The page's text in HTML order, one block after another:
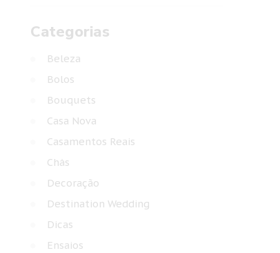
Categorias
Beleza
Bolos
Bouquets
Casa Nova
Casamentos Reais
Chás
Decoração
Destination Wedding
Dicas
Ensaios